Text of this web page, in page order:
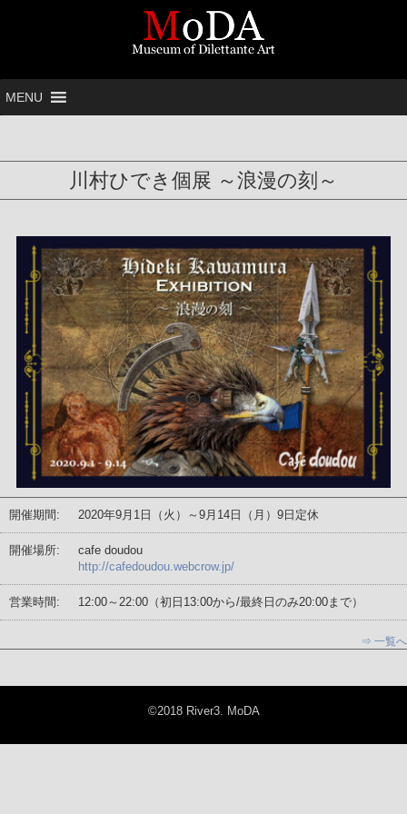
MENU
川村ひでき個展 ～浪漫の刻～
開催期間: 2020年9月1日（火）～9月14日（月）9日定休
開催場所:
cafe doudou
http://cafedoudou.webcrow.jp/
営業時間: 12:00～22:00（初日13:00から/最終日のみ20:00まで）
⇒ 一覧へ
©2018 River3. MoDA